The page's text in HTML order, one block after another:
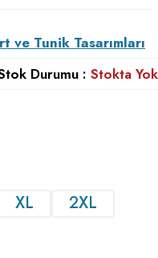
ve Tunik Tasarımları
Durumu : Stokta Yok
XL
2XL